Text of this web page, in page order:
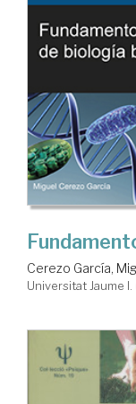
Cerezo García,
Universitat Jaume